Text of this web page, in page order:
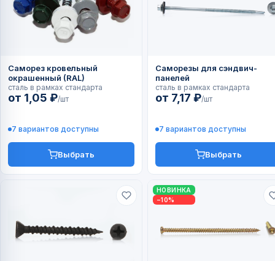
Саморез кровельный
окрашенный (RAL)
сталь в рамках стандарта
от 1,05 ₽/шт
7 вариантов доступны
Выбрать
Саморезы для сэндвич-
панелей
сталь в рамках стандарта
от 7,17 ₽/шт
7 вариантов доступны
Выбрать
НОВИНКА
−10%